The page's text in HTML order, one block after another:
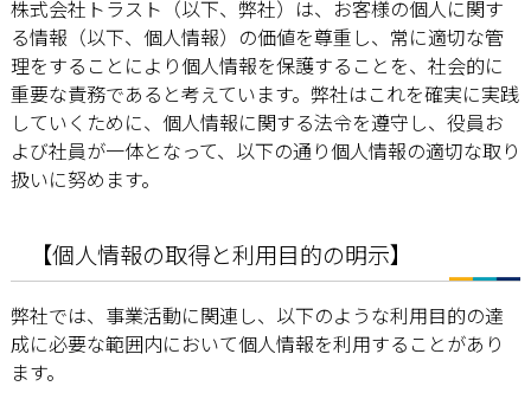
株式会社トラスト（以下、弊社）は、お客様の個人に関す
る情報（以下、個人情報）の価値を尊重し、常に適切な管
理をすることにより個人情報を保護することを、社会的に
重要な責務であると考えています。弊社はこれを確実に実践
していくために、個人情報に関する法令を遵守し、役員お
よび社員が一体となって、以下の通り個人情報の適切な取り
扱いに努めます。
【個人情報の取得と利用目的の明示】
弊社では、事業活動に関連し、以下のような利用目的の達
成に必要な範囲内において個人情報を利用することがあり
ます。